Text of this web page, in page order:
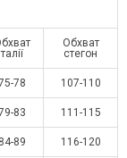
талії
Обхват
стегон
78 107-110
83 111-115
84-89 116-120